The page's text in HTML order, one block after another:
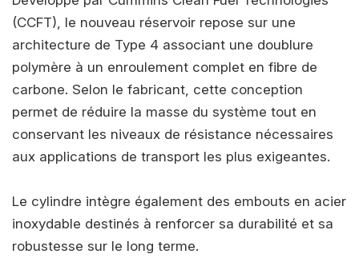
(CCFT), le nouveau réservoir repose sur une
architecture de Type 4 associant une doublure
polymère à un enroulement complet en fibre de
carbone. Selon le fabricant, cette conception
permet de réduire la masse du système tout en
conservant les niveaux de résistance nécessaires
aux applications de transport les plus exigeantes.
Le cylindre intègre également des embouts en acier
inoxydable destinés à renforcer sa durabilité et sa
robustesse sur le long terme.